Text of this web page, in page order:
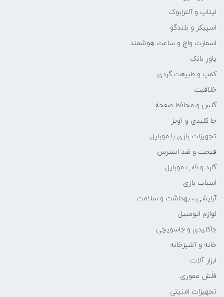
لپتاپ و آلترابوک
اسپیکر و بلندگو
اسمارت واچ و ساعت هوشمند
پاور بانک
کمپ و طبیعت گردی
خلاقیت
گلس و محافظ صفحه
جا کلیدی و آویز
تجهیزات بازی با موبایل
فیجت و ضد استرس
گارد و قاب موبایل
اسباب بازی
آرایشی ، بهداشت و سلامت
لوازم اتومبیل
جاکلیدی و جاسویچی
خانه و آشپزخانه
ابزار آلات
فلَش مموری
تجهیزات امنیتی